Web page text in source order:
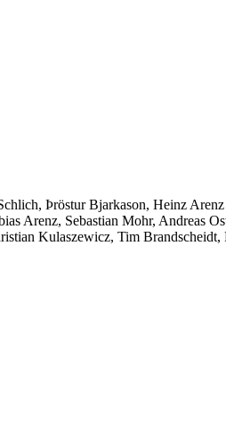
Þröstur Bjarkason, Heinz Arenz
Arenz, Sebastian Mohr, Andreas
Kulaszewicz, Tim